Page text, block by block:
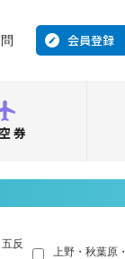
会員登録
券
反
上野・秋葉原